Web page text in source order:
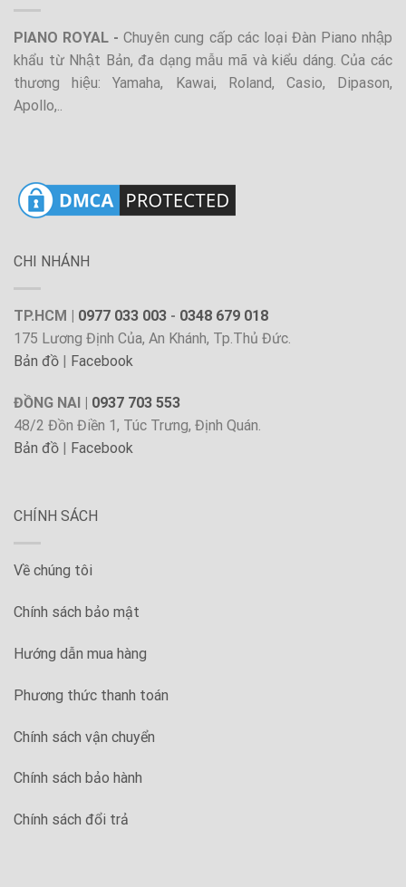
PIANO ROYAL -Chuyên cung cấp các loại Đàn Piano nhập
khẩu từ Nhật Bản, đa dạng mẫu mã và kiểu dáng. Của các
thương hiệu: Yamaha, Kawai, Roland, Casio, Dipason,
Apollo,..
CHI NHÁNH
TP.HCM | 0977 033 003 - 0348 679 018
175 Lương Định Của, An Khánh, Tp.Thủ Đức.
Bản đồ | Facebook
ĐỒNG NAI | 0937 703 553
48/2 Đồn Điền 1, Túc Trưng, Định Quán.
Bản đồ | Facebook
CHÍNH SÁCH
Về chúng tôi
Chính sách bảo mật
Hướng dẫn mua hàng
Phương thức thanh toán
Chính sách vận chuyển
Chính sách bảo hành
Chính sách đổi trả